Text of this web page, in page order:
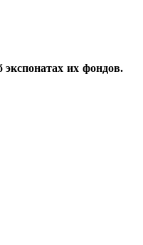
их фондов.